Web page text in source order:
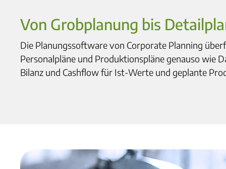
Von Grobplanung bis
Die Planungssoftware von Corporate Planning
Personalpläne und Produktionspläne genauso wie
Bilanz und Cashflow für Ist-Werte und geplante